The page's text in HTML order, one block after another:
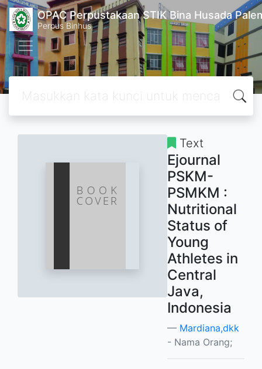
OPAC Perpustakaan STIK Bina Husada
Perpus Binhus
Text
Ejournal
PSKM-
PSMKM :
Nutritional
Status of
Young
Athletes in
Central
Java,
Indonesia
Mardiana,dkk
- Nama Orang;